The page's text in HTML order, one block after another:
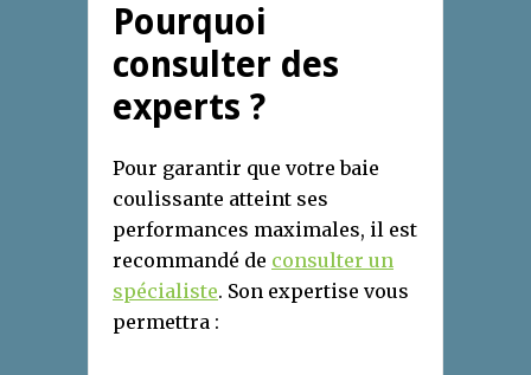
Pourquoi
consulter des
experts ?
Pour garantir que votre baie
coulissante atteint ses
performances maximales, il est
recommandé de consulter un
spécialiste. Son expertise vous
permettra :